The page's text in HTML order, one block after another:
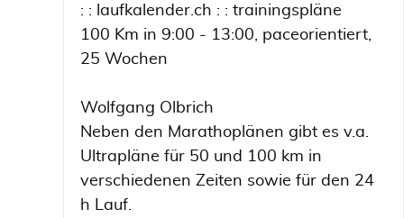
: : laufkalender.ch : : trainingspläne
100 Km in 9:00 - 13:00, paceorientiert,
25 Wochen
Wolfgang Olbrich
Neben den Marathoplänen gibt es v.a.
Ultrapläne für 50 und 100 km in
verschiedenen Zeiten sowie für den 24
h Lauf.